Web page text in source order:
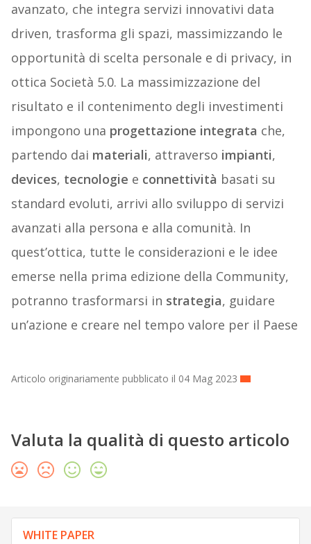
avanzato, che integra servizi innovativi data
driven, trasforma gli spazi, massimizzando le
opportunità di scelta personale e di privacy, in
ottica Società 5.0. La massimizzazione del
risultato e il contenimento degli investimenti
impongono una progettazione integrata che,
partendo dai materiali, attraverso impianti,
devices, tecnologie e connettività basati su
standard evoluti, arrivi allo sviluppo di servizi
avanzati alla persona e alla comunità. In
quest’ottica, tutte le considerazioni e le idee
emerse nella prima edizione della Community,
potranno trasformarsi in strategia, guidare
un’azione e creare nel tempo valore per il Paese
Articolo originariamente pubblicato il 04 Mag 2023
Valuta la qualità di questo articolo
WHITE PAPER